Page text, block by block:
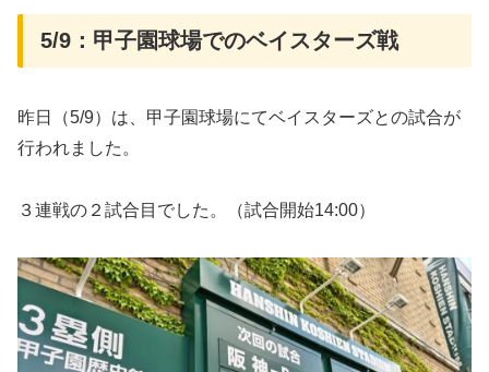
5/9：甲子園球場でのベイスターズ戦
昨日（5/9）は、甲子園球場にてベイスターズとの試合が
行われました。
３連戦の２試合目でした。（試合開始14:00）